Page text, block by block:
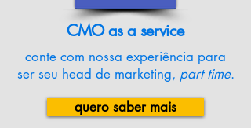
CMO as a service
conte com nossa experiência para
ser seu head de marketing, part time.
quero saber mais